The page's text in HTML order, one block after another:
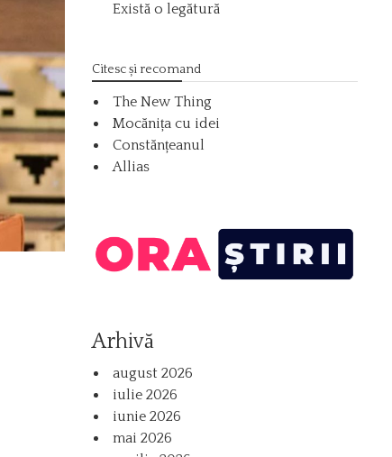
Există o legătură
Citesc și recomand
The New Thing
Mocănița cu idei
Constănțeanul
Allias
Arhivă
august 2026
iulie 2026
iunie 2026
mai 2026